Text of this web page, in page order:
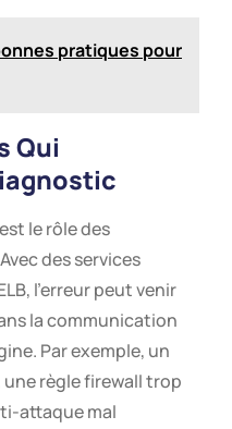
pratiques pour
Qui
le rôle des
des services
l’erreur peut venir
la communication
Par exemple, un
règle firewall trop
attaque mal